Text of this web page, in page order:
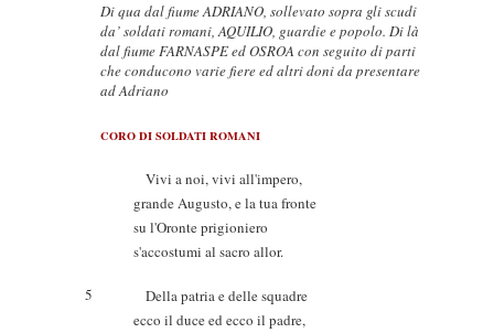
Di qua dal fiume ADRIANO, sollevato sopra gli scudi
da’ soldati romani, AQUILIO, guardie e popolo. Di là
dal fiume FARNASPE ed OSROA con seguito di parti
che conducono varie fiere ed altri doni da presentare
ad Adriano
CORO DI SOLDATI ROMANI
Vivi a noi, vivi all'impero,
grande Augusto, e la tua fronte
su l'Oronte prigioniero
s'accostumi al sacro allor.
5
Della patria e delle squadre
ecco il duce ed ecco il padre,